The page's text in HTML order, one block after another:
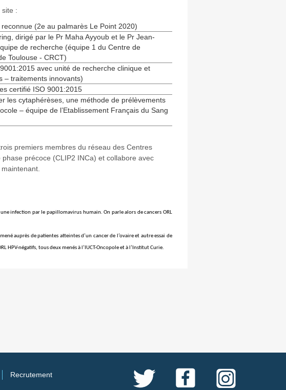
site :
(2e au palmarès Le Point 2020)
dirigé par le Pr Maha Ayyoub et le Pr Jean-
de recherche (équipe 1 du Centre de
Toulouse - CRCT)
avec unité de recherche clinique et
– traitements innovants)
certifié ISO 9001:2015
les cytaphérèses, une méthode de prélèvements
– équipe de l’Etablissement Français du Sang
premiers membres du réseau des Centres
précoce (CLIP2 INCa) et collabore avec
infection par le papillomavirus humain. On parle alors de cancers ORL
auprès de patientes atteintes d’un cancer de l’ovaire et autre essai de
HPV-négatifs, tous deux menés à l’IUCT-Oncopoleet à l’Institut Curie.
Recrutement